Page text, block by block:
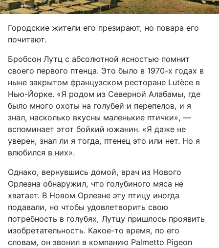
Городские жители его презирают, но повара его
почитают.
Бробсон Лутц с абсолютной ясностью помнит
своего первого птенца. Это было в 1970-х годах в
ныне закрытом французском ресторане Lutèce в
Нью-Йорке. «Я родом из Северной Алабамы, где
было много охоты на голубей и перепелов, и я
знал, насколько вкусны маленькие птички», —
вспоминает этот бойкий южанин. «Я даже не
уверен, знал ли я тогда, птенец это или нет. Но я
влюбился в них».
Однако, вернувшись домой, врач из Нового
Орлеана обнаружил, что голубиного мяса не
хватает. В Новом Орлеане эту птицу иногда
подавали, но чтобы удовлетворить свою
потребность в голубях, Лутцу пришлось проявить
изобретательность. Какое-то время, по его
словам, он звонил в компанию Palmetto Pigeon